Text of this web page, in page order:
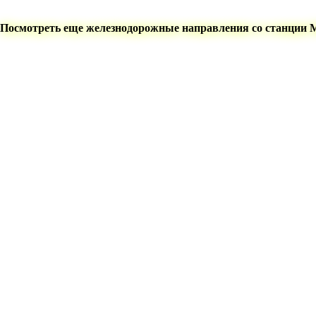
Посмотреть еще железнодорожные направления со станции